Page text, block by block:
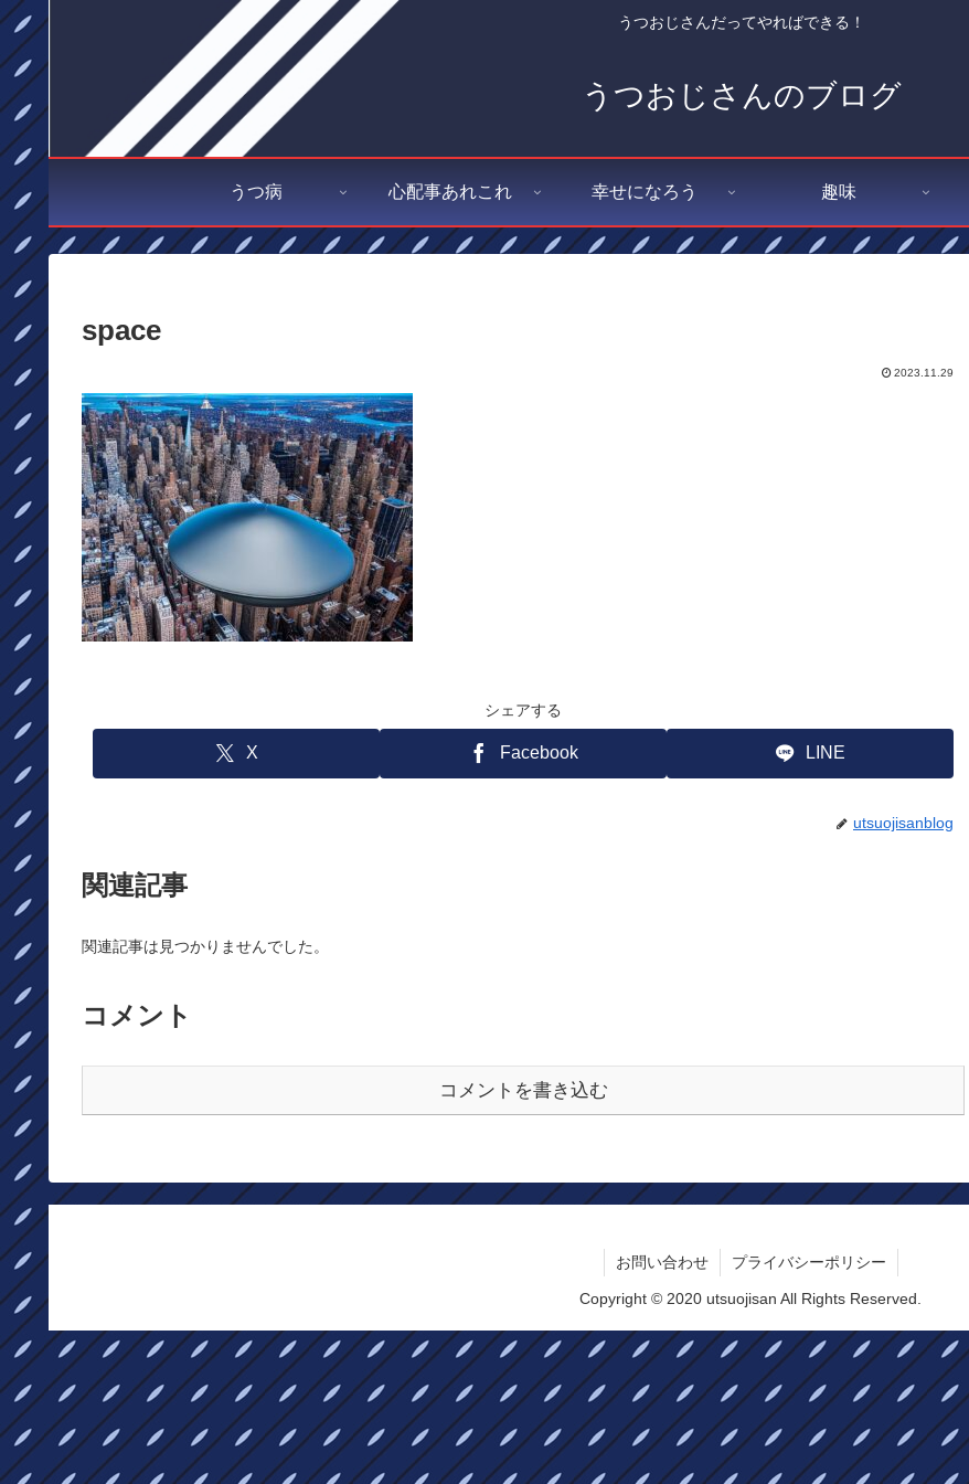
うつおじさんだってやればできる！
うつおじさんのブログ
うつ病 心配事あれこれ 幸せになろう 趣味
space
2023.11.29
シェアする
X Facebook LINE
utsuojisanblog
関連記事
関連記事は見つかりませんでした。
コメント
コメントを書き込む
お問い合わせ プライバシーポリシー
Copyright © 2020 utsuojisan All Rights Reserved.